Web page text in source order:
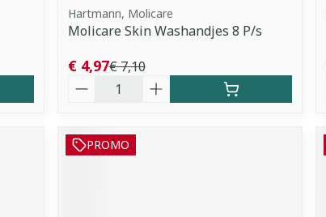
Hartmann, Molicare
Molicare Skin Washandjes 8 P/s
€ 7,10
€ 4,97
PROMO